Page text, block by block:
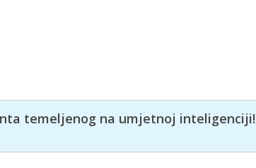
temeljenog na umjetnoj inteligenciji!